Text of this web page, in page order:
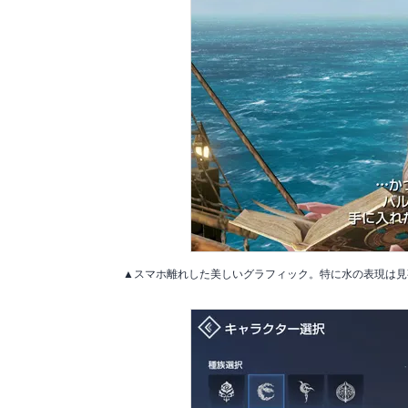
▲スマホ離れした美しいグラフィック。特に水の表現は